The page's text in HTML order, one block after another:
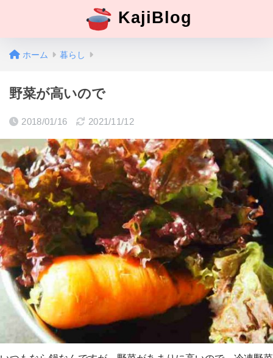
KajiBlog
ホーム 暮らし
野菜が高いので
2018/01/16 2021/11/12